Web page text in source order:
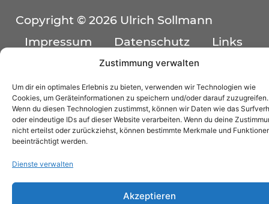
Zustimmung verwalten
Um dir ein optimales Erlebnis zu bieten, verwenden wir Technologien wie
Cookies, um Geräteinformationen zu speichern und/oder darauf zuzugreifen.
Wenn du diesen Technologien zustimmst, können wir Daten wie das
oder eindeutige IDs auf dieser Website verarbeiten. Wenn du deine
nicht erteilst oder zurückziehst, können bestimmte Merkmale und
beeinträchtigt werden.
Dienste verwalten
Akzeptieren
Copyright © 2026 Ulrich Sollmann
Impressum
Datenschutz Links
Cookie-Richtlinie (EU)